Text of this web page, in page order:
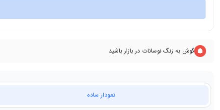
گوش به زنگ نوسانات در بازار باشید
نمودار ساده